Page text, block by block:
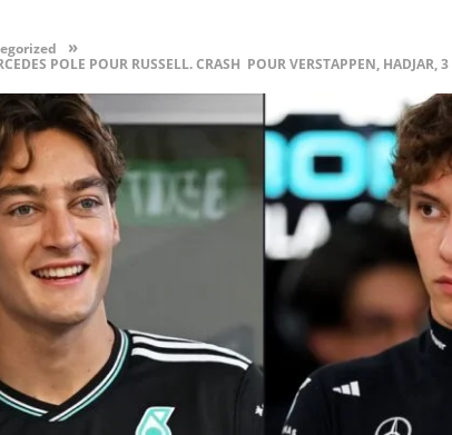
»
POLE POUR RUSSELL. CRASH POUR VERSTAPPEN, HADJAR, 3